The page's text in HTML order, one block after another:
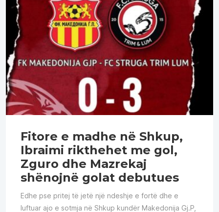
Fitore e madhe në Shkup,
Ibraimi rikthehet me gol,
Zguro dhe Mazrekaj
shënojnë golat debutues
Edhe pse pritej të jetë një ndeshje e fortë dhe e
luftuar ajo e sotmja në Shkup kundër Makedonija Gj.P,